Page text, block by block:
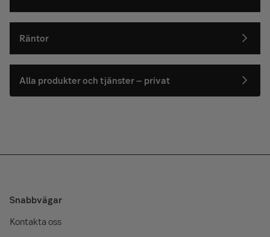
Räntor
Alla produkter och tjänster – privat
Snabbvägar
Kontakta oss